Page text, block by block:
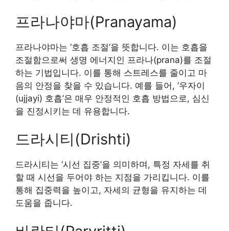
프라나야마(Pranayama)
프라나야마는 ‘호흡 조절’을 뜻합니다. 이는 호흡을
조절함으로써 생명 에너지인 프라나(prana)를 조절
하는 기법입니다. 이를 통해 스트레스를 줄이고 마
음의 안정을 찾을 수 있습니다. 예를 들어, ‘우자이
(ujjayi) 호흡’은 매우 안정적인 호흡 방법으로, 심신
을 진정시키는 데 유용합니다.
드라시티(Drishti)
드라시티는 ‘시선 집중’을 의미하며, 특정 자세를 취
할 때 시선을 두어야 하는 지점을 가리킵니다. 이를
통해 집중력을 높이고, 자세의 균형을 유지하는 데
도움을 줍니다.